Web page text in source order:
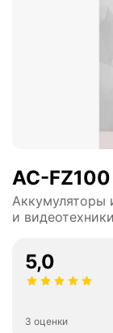
AC-FZ100
Аккумуляторы
и видеотехники
5,0
3 оценки